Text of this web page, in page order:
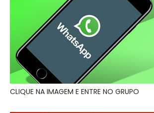
CLIQUE NA IMAGEM E ENTRE NO GRUPO